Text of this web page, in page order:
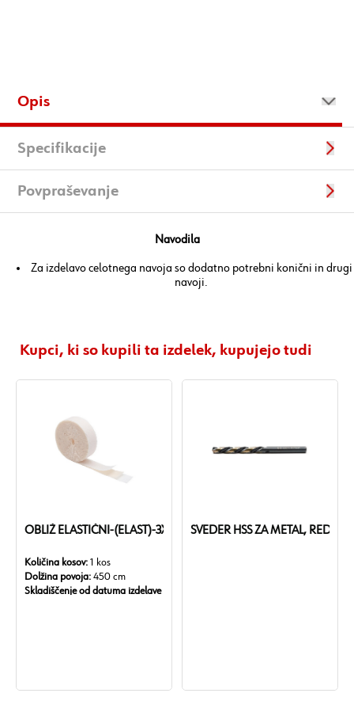
Opis
Specifikacije
Povpraševanje
Navodila
Za izdelavo celotnega navoja so dodatno potrebni konični in drugi
navoji.
Kupci, ki so kupili ta izdelek, kupujejo tudi
REZALNIK-DIN352-HSS-M6
OBLIŽ ELASTIČNI-(ELAST)-3X450CM
Količina kosov: 1 kos
Dolžina povoja: 450 cm
Skladiščenje od datuma izdelave
SVEDER HSS ZA METAL, RED